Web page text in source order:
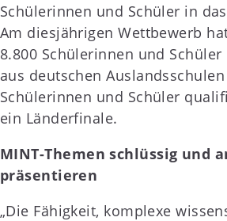
Schülerinnen und Schüler in
Am diesjährigen Wettbewerb
8.800 Schülerinnen und
aus deutschen
Schülerinnen und Schüler
ein Länderfinale.
MINT-Themen schlüssig und
präsentieren
„Die Fähigkeit, komplexe